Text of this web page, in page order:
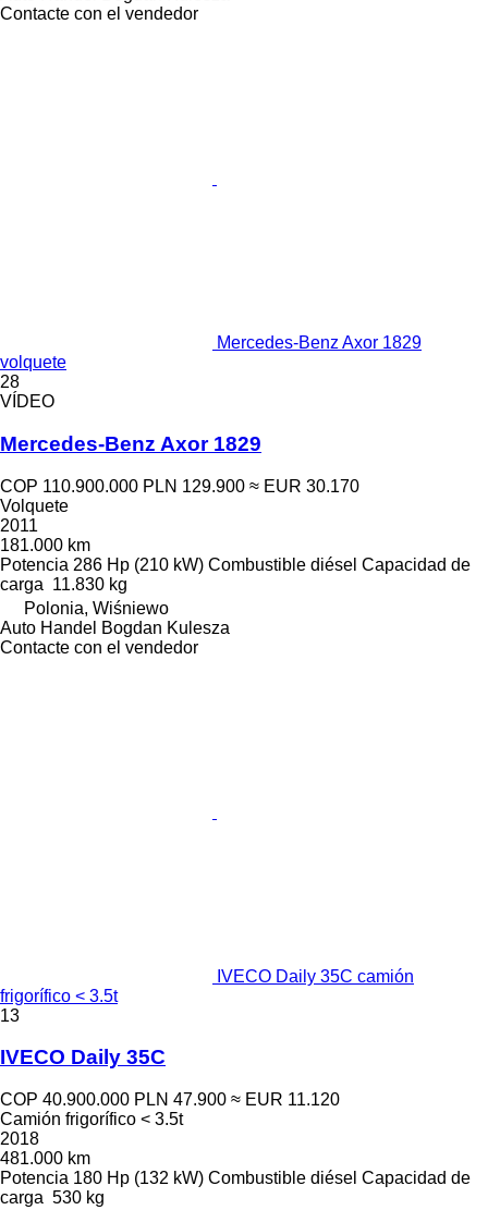
Contacte con el vendedor
Mercedes-Benz Axor 1829
volquete
28
VÍDEO
Mercedes-Benz Axor 1829
COP 110.900.000 PLN 129.900 ≈ EUR 30.170
Volquete
2011
181.000 km
Potencia 286 Hp (210 kW) Combustible diésel Capacidad de
carga 11.830 kg
Polonia, Wiśniewo
Auto Handel Bogdan Kulesza
Contacte con el vendedor
IVECO Daily 35C camión
frigorífico < 3.5t
13
IVECO Daily 35C
COP 40.900.000 PLN 47.900 ≈ EUR 11.120
Camión frigorífico < 3.5t
2018
481.000 km
Potencia 180 Hp (132 kW) Combustible diésel Capacidad de
carga 530 kg